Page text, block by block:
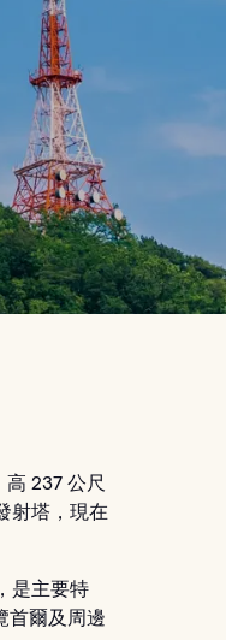
237 公尺
射塔，現在
是主要特
首爾及周邊